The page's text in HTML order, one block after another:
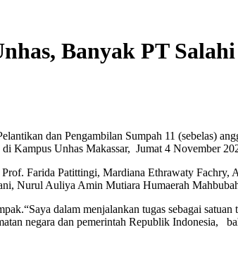
Banyak PT
dan Pengambilan Sumpah 11 (sebelas)
Kampus Unhas Makassar, Jumat 4 November
Prof. Farida Patittingi, Mardiana Ethrawaty
Nurul Auliya Amin Mutiara Humaerah
dalam menjalankan tugas sebagai
negara dan pemerintah Republik Indonesia,